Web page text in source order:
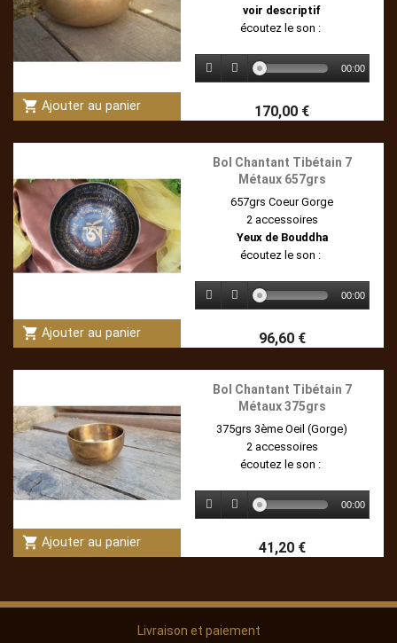
shopping_cart Ajouter au panier
voir descriptif
écoutez le son :
00:00
170,00 €
shopping_cart Ajouter au panier
Bol Chantant Tibétain 7
Métaux 657grs
657grs Coeur Gorge
2 accessoires
Yeux de Bouddha
écoutez le son :
00:00
96,60 €
shopping_cart Ajouter au panier
Bol Chantant Tibétain 7
Métaux 375grs
375grs 3ème Oeil (Gorge)
2 accessoires
écoutez le son :
00:00
41,20 €
Livraison et paiement